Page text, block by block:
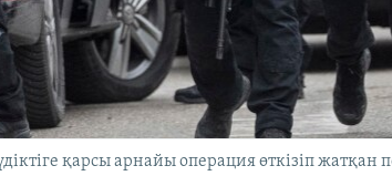
қарсы арнайы операция өткізіп жатқан